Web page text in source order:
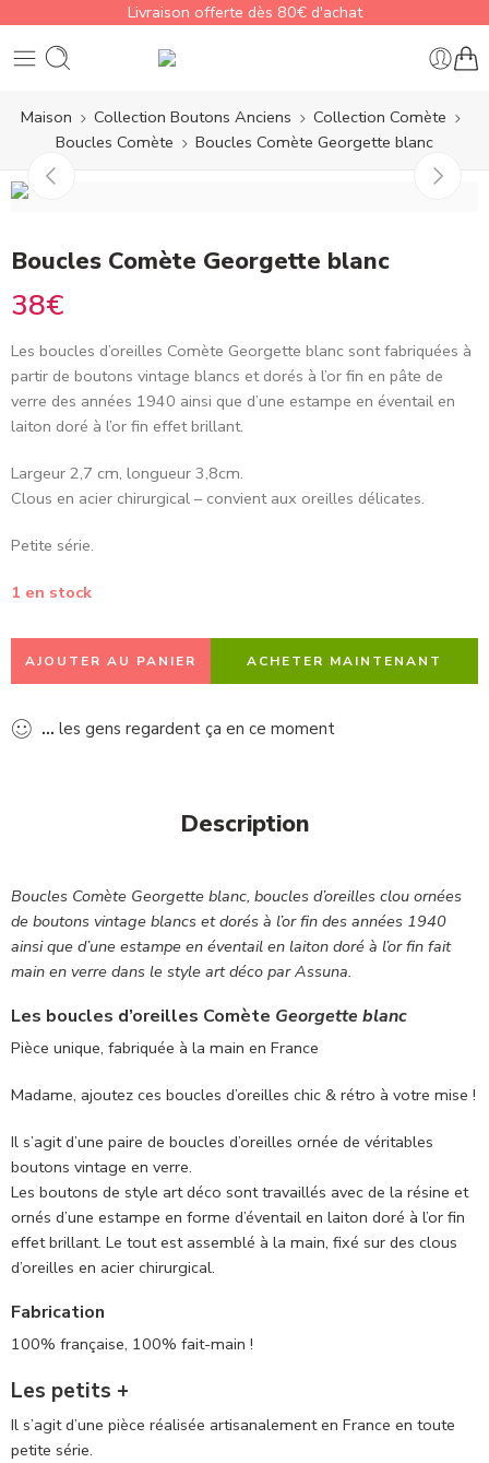
Livraison offerte dès 80€ d'achat
Maison Collection Boutons Anciens
Collection Comète
Boucles Comète
Boucles Comète Georgette blanc
Boucles Comète Georgette blanc
38€
Les boucles d’oreilles Comète Georgette blanc sont fabriquées à
partir de boutons vintage blancs et dorés à l’or fin en pâte de
verre des années 1940 ainsi que d’une estampe en éventail en
laiton doré à l’or fin effet brillant.
Largeur 2,7 cm, longueur 3,8cm.
Clous en acier chirurgical – convient aux oreilles délicates.
Petite série.
1 en stock
AJOUTER AU PANIER ACHETER MAINTENANT
... les gens regardent ça en ce moment
Description
Boucles Comète Georgette blanc, boucles d’oreilles clou ornées
de boutons vintage blancs et dorés à l’or fin des années 1940
ainsi que d’une estampe en éventail en laiton doré à l’or fin fait
main en verre dans le style art déco par Assuna.
Les boucles d’oreilles Comète Georgette blanc
Pièce unique, fabriquée à la main en France
Madame, ajoutez ces boucles d’oreilles chic & rétro à votre mise !
Il s’agit d’une paire de boucles d’oreilles ornée de véritables
boutons vintage en verre.
Les boutons de style art déco sont travaillés avec de la résine et
ornés d’une estampe en forme d’éventail en laiton doré à l’or fin
effet brillant. Le tout est assemblé à la main, fixé sur des clous
d’oreilles en acier chirurgical.
Fabrication
100% française, 100% fait-main !
Les petits +
Il s’agit d’une pièce réalisée artisanalement en France en toute
petite série.